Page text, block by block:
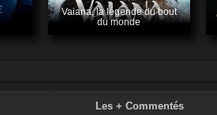
Vaiana, la légende du bout
du monde
Les + Commentés